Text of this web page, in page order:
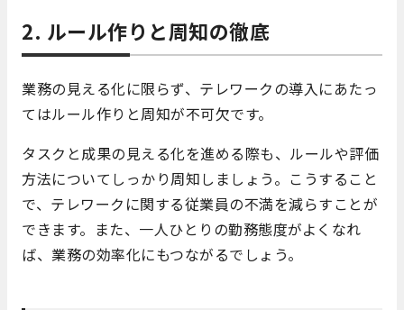
2. ルール作りと周知の徹底
業務の見える化に限らず、テレワークの導入にあたっ
てはルール作りと周知が不可欠です。
タスクと成果の見える化を進める際も、ルールや評価
方法についてしっかり周知しましょう。こうすること
で、テレワークに関する従業員の不満を減らすことが
できます。また、一人ひとりの勤務態度がよくなれ
ば、業務の効率化にもつながるでしょう。